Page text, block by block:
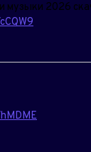
музыки 2026